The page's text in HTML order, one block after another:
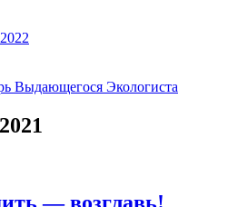
Выдающегося Экологиста
— возглавь!